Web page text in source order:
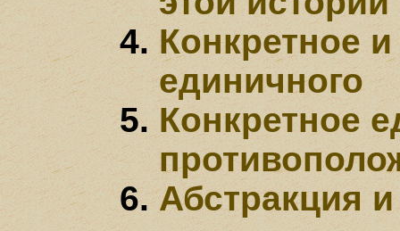
Конкретное
единичного
Конкретное
Абстракция